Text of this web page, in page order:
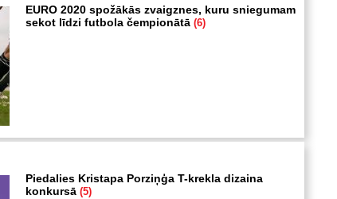
EURO 2020 spožākās zvaigznes, kuru sniegumam
sekot līdzi futbola čempionātā (6)
Piedalies Kristapa Porziņģa T-krekla dizaina
konkursā (5)